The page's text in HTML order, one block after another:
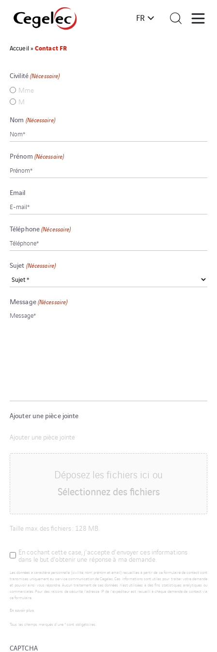
FR
Accueil»Contact FR
Civilité(Nécessaire)
Mme
M
Nom (Nécessaire)
Prénom (Nécessaire)
Email
Téléphone(Nécessaire)
Sujet (Nécessaire)
Message(Nécessaire)
Ajouter une pièce jointe
Ajouter une pièce jointe
Déposez les fichiers ici ou
Sélectionnez des fichiers
Taille max. des fichiers : 128 MB.
Les
a
caractère
prénom
En cochant cette case, j’accepte d’envoyer ces informations
dans le but d’obtenir une réponse à ma demande.
Les données a caractère personnelle (civilité, nom, prénom et email) recueillies à partir de ce formulaire de contact sont
transmises uniquement au service communication de Cegelec. Ces informations sont utiles pour traiter votre demande
et pouvoir ainsi vous répondre. Aucun traitement de ses données n’est utilisées à des fins statistiques, analytiques ou
commerciales. Pour des raisons de sécurité, l’adresse IP de l’expéditeur est recueilli à chaque demande de contact via
ce formulaire.
En savoir plus
Tous les champs marqués d’une * sont obligatoires.
CAPTCHA